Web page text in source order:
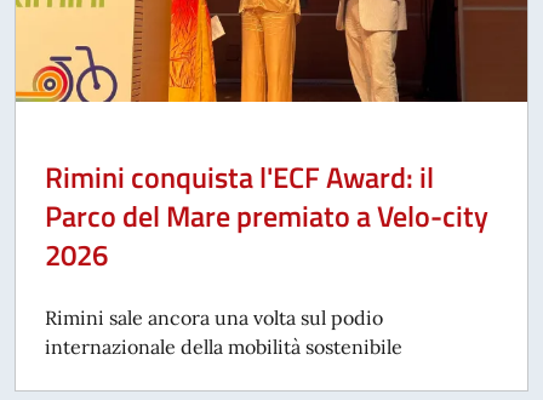
Rimini conquista l'ECF Award: il
Parco del Mare premiato a Velo-city
2026
Rimini sale ancora una volta sul podio
internazionale della mobilità sostenibile